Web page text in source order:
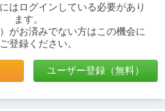
はログインしている必要があり
ます。
がお済みでない方はこの機会に
登録ください。
ユーザー登録（無料）